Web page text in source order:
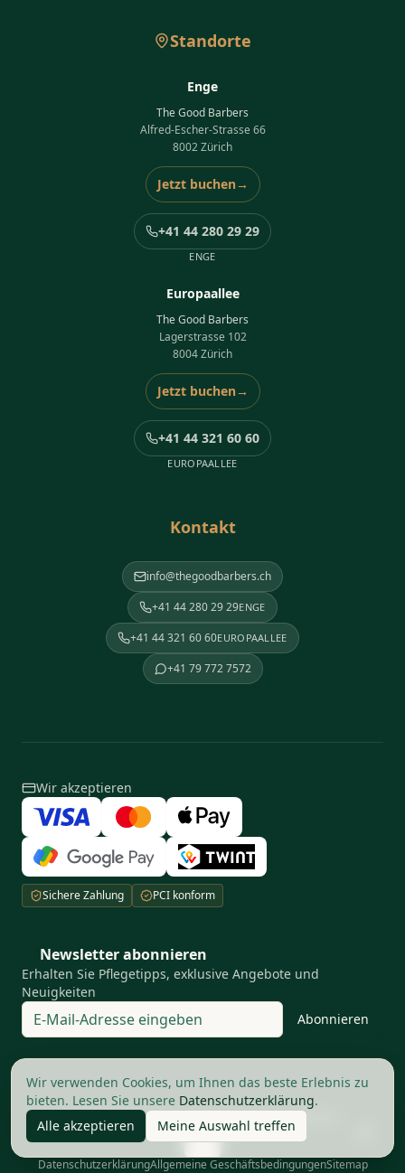
Standorte
Enge
The Good Barbers
Alfred-Escher-Strasse 66
8002 Zürich
Jetzt buchen→
+41 44 280 29 29
ENGE
Europaallee
The Good Barbers
Lagerstrasse 102
8004 Zürich
Jetzt buchen→
+41 44 321 60 60
EUROPAALLEE
Kontakt
info@thegoodbarbers.ch
+41 44 280 29 29ENGE
+41 44 321 60 60EUROPAALLEE
+41 79 772 7572
Wir akzeptieren
Sichere Zahlung PCI konform
Newsletter abonnieren
Erhalten Sie Pflegetipps, exklusive Angebote und
Neuigkeiten
Abonnieren
© The Good Barbers AG. Alle Rechte vorbehalten
DatenschutzerklärungAllgemeine GeschäftsbedingungenSitemap
Ihre Privatsphäre ist uns wichtig
Wir verwenden Cookies, um Ihnen das beste Erlebnis zu
bieten. Lesen Sie unsere Datenschutzerklärung.
Alle akzeptieren
Meine Auswahl treffen